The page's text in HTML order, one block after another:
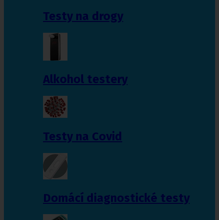
Testy na drogy
Alkohol testery
Testy na Covid
Domácí diagnostické testy